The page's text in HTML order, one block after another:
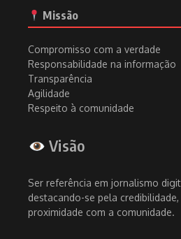
Missão
Compromisso com a verdade
Responsabilidade na informação
Transparência
Agilidade
Respeito à comunidade
Visão
Ser referência em jornalismo
destacando-se pela
proximidade com a comunidade.